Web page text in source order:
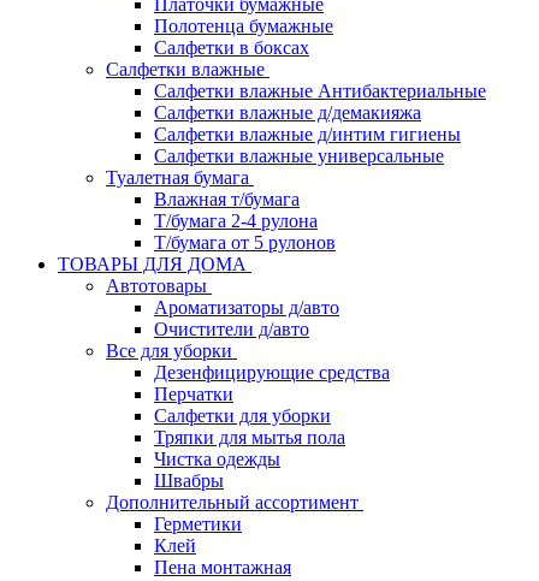
Платочки бумажные
Полотенца бумажные
Салфетки в боксах
Салфетки влажные
Салфетки влажные Антибактериальные
Салфетки влажные д/демакияжа
Салфетки влажные д/интим гигиены
Салфетки влажные универсальные
Туалетная бумага
Влажная т/бумага
Т/бумага 2-4 рулона
Т/бумага от 5 рулонов
ТОВАРЫ ДЛЯ ДОМА
Автотовары
Ароматизаторы д/авто
Очистители д/авто
Все для уборки
Дезенфицирующие средства
Перчатки
Салфетки для уборки
Тряпки для мытья пола
Чистка одежды
Швабры
Дополнительный ассортимент
Герметики
Клей
Пена монтажная